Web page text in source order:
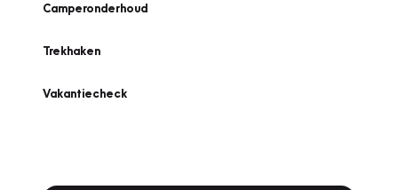
Camperonderhoud
Trekhaken
Vakantiecheck